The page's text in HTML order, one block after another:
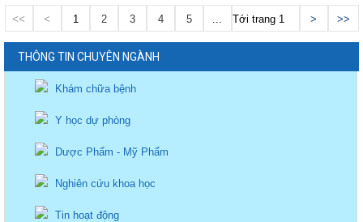
<< < 1 2 3 4 5 ... Tới trang > >>
THÔNG TIN CHUYÊN NGÀNH
Khám chữa bệnh
Y học dự phòng
Dược Phẩm - Mỹ Phẩm
Nghiên cứu khoa học
Tin hoạt động